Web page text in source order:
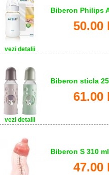
vezi detalii
Biberon Philips
50.00
vezi detalii
Biberon sticla
61.00
Biberon S 310
47.00